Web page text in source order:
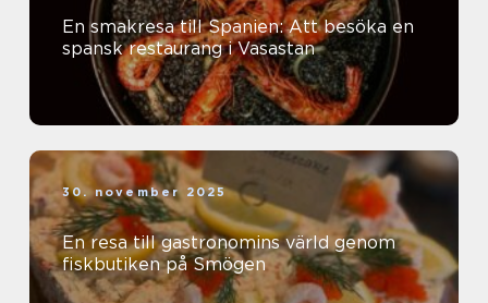
En smakresa till Spanien: Att besöka en
spansk restaurang i Vasastan
30. november 2025
En resa till gastronomins värld genom
fiskbutiken på Smögen